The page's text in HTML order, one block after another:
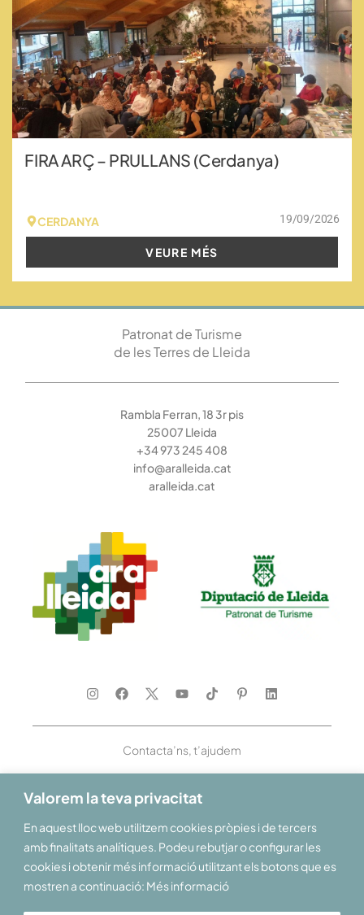
Valorem la teva privacitat
En aquest lloc web utilitzem cookies pròpies i de tercers
amb finalitats analítiques. Podeu rebutjar o configurar les
cookies i obtenir més informació utilitzant els botons que es
mostren a continuació: Més informació
FIRA ARÇ – PRULLANS (Cerdanya)
CERDANYA 19/09/2026
VEURE MÉS
Patronat de Turisme
de les Terres de Lleida
Rambla Ferran, 18 3r pis
25007 Lleida
+34 973 245 408
info@aralleida.cat
aralleida.cat
Contacta’ns, t’ajudem
Et donem la benvinguda al Pirineu i les Terres de Lleida